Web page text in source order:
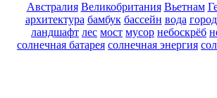
Австралия Великобритания Вьетнам
архитектура бамбук бассейн вода город
ландшафт лес мост мусор небоскрёб
солнечная батарея солнечная энергия